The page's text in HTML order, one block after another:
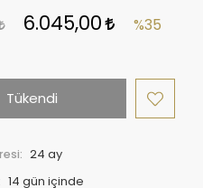
6.045,00 %35
Tükendi
24 ay